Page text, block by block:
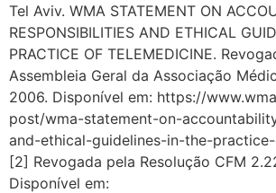
Tel Aviv. WMA STATEMENT ON
RESPONSIBILITIES AND ETHICAL
PRACTICE OF TELEMEDICINE.
Assembleia Geral da Associação
2006. Disponível em: https://
post/wma-statement-on-
and-ethical-guidelines-in-the-
[2] Revogada pela Resolução CFM
Disponível em: